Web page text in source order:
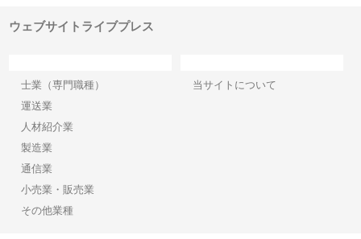
ウェブサイトライブプレス
士業（専門職種）
運送業
人材紹介業
製造業
通信業
小売業・販売業
その他業種
当サイトについて